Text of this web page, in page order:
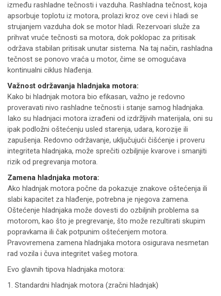
između rashladne tečnosti i vazduha. Rashladna tečnost, koja
apsorbuje toplotu iz motora, prolazi kroz ove cevi i hladi se
strujanjem vazduha dok se motor hladi. Rezervoari služe za
prihvat vruće tečnosti sa motora, dok poklopac za pritisak
održava stabilan pritisak unutar sistema. Na taj način, rashladna
tečnost se ponovo vraća u motor, čime se omogućava
kontinualni ciklus hlađenja.
Važnost održavanja hladnjaka motora:
Kako bi hladnjak motora bio efikasan, važno je redovno
proveravati nivo rashladne tečnosti i stanje samog hladnjaka.
Iako su hladnjaci motora izrađeni od izdržljivih materijala, oni su
ipak podložni oštećenju usled starenja, udara, korozije ili
zapušenja. Redovno održavanje, uključujući čišćenje i proveru
integriteta hladnjaka, može sprečiti ozbiljnije kvarove i smanjiti
rizik od pregrevanja motora.
Zamena hladnjaka motora:
Ako hladnjak motora počne da pokazuje znakove oštećenja ili
slabi kapacitet za hlađenje, potrebna je njegova zamena.
Oštećenje hladnjaka može dovesti do ozbiljnih problema sa
motorom, kao što je pregrevanje, što može rezultirati skupim
popravkama ili čak potpunim oštećenjem motora.
Pravovremena zamena hladnjaka motora osigurava nesmetan
rad vozila i čuva integritet vašeg motora.
Evo glavnih tipova hladnjaka motora:
1. Standardni hladnjak motora (zračni hladnjak)